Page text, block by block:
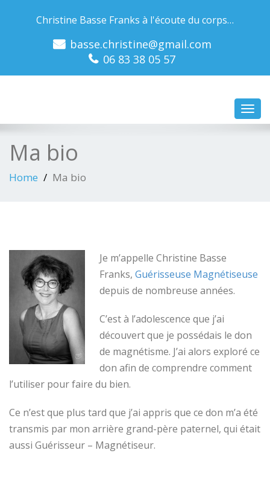
Christine Basse Franks à l'écoute du corps…
basse.christine@gmail.com
06 83 38 05 57
Ma bio
Home Ma bio
Je m’appelle Christine Basse
Franks, Guérisseuse Magnétiseuse
depuis de nombreuse années.
C’est à l’adolescence que j’ai
découvert que je possédais le don
de magnétisme. J’ai alors exploré ce
don afin de comprendre comment
l’utiliser pour faire du bien.
Ce n’est que plus tard que j’ai appris que ce don m’a été
transmis par mon arrière grand-père paternel, qui était
aussi Guérisseur – Magnétiseur.